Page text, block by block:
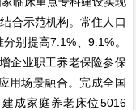
合示范机构。常住人口
别提高7.1%、9.1%。
企业职工养老保险参保
用场景融合。完成全国
成家庭养老床位5016